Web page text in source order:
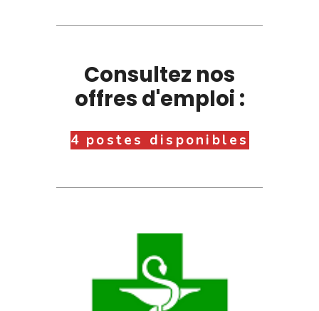
Consultez nos
offres d'emploi :
4 postes disponibles